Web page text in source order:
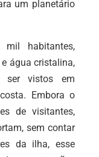
um planetário
habitantes,
água cristalina,
ser vistos em
Embora o
de visitantes,
sem contar
da ilha, esse